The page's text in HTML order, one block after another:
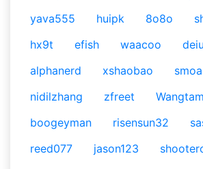
yava555
huipk 8o8o
hx9t
efish waacoo
alphanerd
xshaobao
smoa
nidilzhang
zfreet Wangtam
boogeyman
risensun32
reed077
jason123